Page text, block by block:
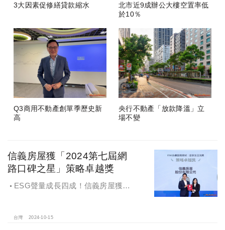
3大因素促修繕貸款縮水
北市近9成辦公大樓空置率低
於10％
Q3商用不動產創單季歷史新
高
央行不動產「放款降溫」立
場不變
信義房屋獲「2024第七屆網
路口碑之星」策略卓越獎
ESG聲量成長四成！信義房屋獲
台灣 2024-10-15